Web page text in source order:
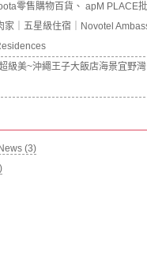
零售購物百貨、 apM PLACE
家｜五星級住宿｜Novotel
超級美~沖繩王子大飯店海景宜野
(3)